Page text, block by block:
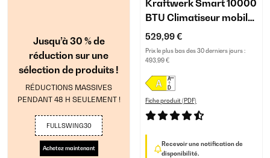
Jusqu’à 30 % de
réduction sur une
sélection de produits !
RÉDUCTIONS MASSIVES
PENDANT 48 H SEULEMENT !
FULLSWING30
Achetez maintenant
Kraftwerk Smart 10000
BTU Climatiseur mobile
Blanc
529,99 €
Prix le plus bas des 30 derniers jours :
493,99 €
Fiche produit (PDF)
Recevoir une notification de
disponibilité.